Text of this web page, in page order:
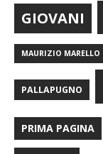
GIOVANI
MAURIZIO MARELLO
PALLAPUGNO
PRIMA PAGINA